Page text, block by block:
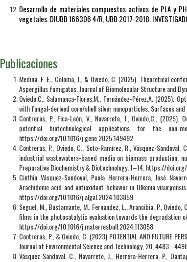
Desarrollo de materiales compuestos activos de PLA y
vegetales. DIUBB 166306 4/R, UBB 2017-2018.
Publicaciones
Medina, F. E., Coloma, J., & Oviedo, C. (2025). Theoretical
Aspergillus fumigatus. Journal of Biomolecular Structure and
Oviedo,C., Salamanca-Flores,M., Fernández-Pérez,A.
with fungal-derived core/shell silver nanoparticles. Surfaces
Contreras, P., Fica-León, V., Navarrete, J., Oviedo,C.,
potential biotechnological applications for the non-
https://doi.org/10.1016/j.gene.2025.149492
Contreras, P., Oviedo, C., Soto-Ramírez, R., Vásquez-
industrial wastewaters-based media on biomass production,
Preparative Biochemistry & Biotechnology, 1–14. https://
Cinthia Vásquez-Sandoval, Paula Herrera-Herrera, José
Arachidonic acid and antioxidant behavior in Ulkenia
https://doi.org/10.1016/j.algal.2024.103859.
Seguel, M., Bustamante, M., Fernandez, L., Arancibia, P.,
films in the photocatalytic evaluation towards the degradation
https://doi.org/10.1016/j.materresbull.2024.113058
Contreras, P., & Oviedo, C. (2023) POTENTIAL AND FUTURE
Journal of Environmental Science and Technology, 20, 4483 -
Vásquez-Sandoval, C., Navarrete, J., Herrera-Herrera, P.,